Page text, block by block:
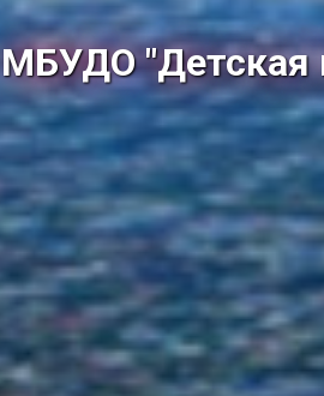
МБУДО "Детская